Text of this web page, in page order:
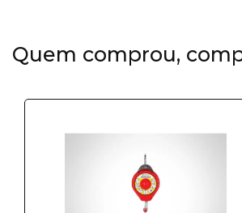
Quem comprou,